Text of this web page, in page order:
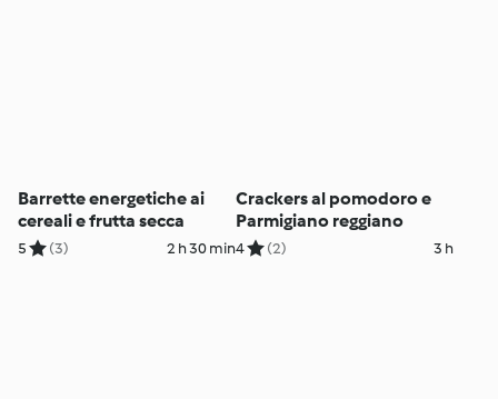
Barrette energetiche ai
cereali e frutta secca
5 (3) 2 h 30 min
Crackers al pomodoro e
Parmigiano reggiano
4 (2) 3 h